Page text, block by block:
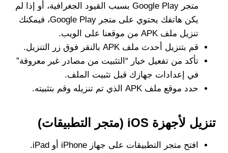
متجر Google Play بسبب القيود الجغرافية، أو إذا لم
يكن هاتفك يحتوي على متجر Google Play، فيمكنك
تنزيل ملف APK من موقعنا على الويب.
قم بتنزيل أحدث ملف APK بالنقر فوق زر التنزيل.
تأكد من تفعيل خيار “التثبيت من مصادر غير معروفة”
في إعدادات جهازك قبل تثبيت الملف.
حدد موقع ملف APK الذي تم تنزيله وقم بتثبيته.
تنزيل لأجهزة iOS (متجر التطبيقات)
افتح متجر التطبيقات على جهاز iPhone أو iPad.